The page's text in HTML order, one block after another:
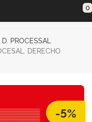
0
D. PROCESSAL
DERECHO
-5%